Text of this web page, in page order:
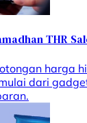
THR
harga
dari